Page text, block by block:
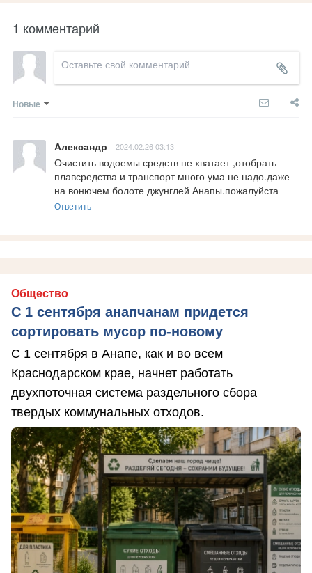
1 комментарий
Новые
Александр 2024.02.26 03:13
Очистить водоемы средств не хватает ,отобрать
плавсредства и транспорт много ума не надо.даже
на вонючем болоте джунглей Анапы.пожалуйста
Ответить
Общество
С 1 сентября анапчанам придется
сортировать мусор по-новому
С 1 сентября в Анапе, как и во всем
Краснодарском крае, начнет работать
двухпоточная система раздельного сбора
твердых коммунальных отходов.